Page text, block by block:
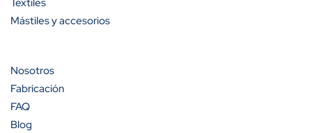
A partir de 100 unidades
Textiles
Mástiles y accesorios
Nosotros
Fabricación
FAQ
Blog